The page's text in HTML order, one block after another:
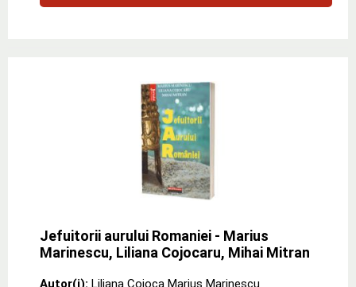
Jefuitorii aurului Romaniei - Marius
Marinescu, Liliana Cojocaru, Mihai Mitran
Autor(i): Liliana Cojoca Marius Marinescu